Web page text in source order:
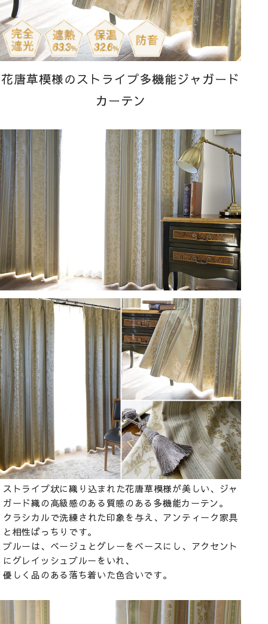
花唐草模様のストライプ多機能ジャガード
カーテン
ストライプ状に織り込まれた花唐草模様が美しい、ジャ
ガード織の高級感のある質感のある多機能カーテン。
クラシカルで洗練された印象を与え、アンティーク家具
と相性ばっちりです。
ブルーは、ベージュとグレーをベースにし、アクセント
にグレイッシュブルーをいれ、
優しく品のある落ち着いた色合いです。